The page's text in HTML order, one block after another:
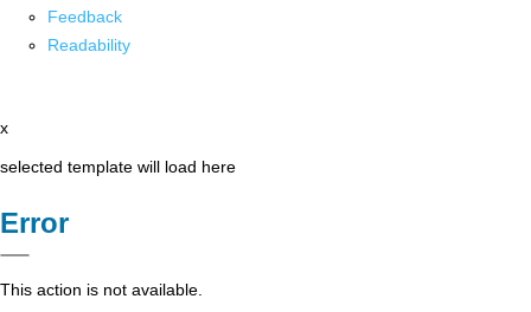
Feedback
Readability
x
selected template will load here
Error
This action is not available.